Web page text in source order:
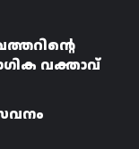
വക്താവ്